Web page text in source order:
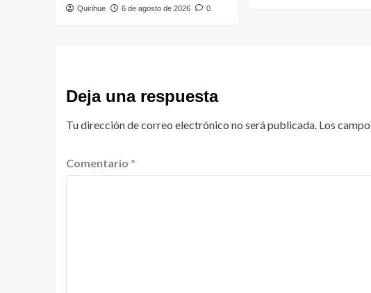
Quirihue 6 de agosto de 2026 0
Deja una respuesta
Tu dirección de correo electrónico no será publicada. Los
Comentario *